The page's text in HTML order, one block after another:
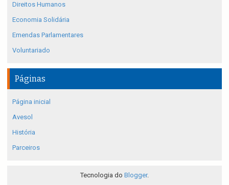
Direitos Humanos
Economia Solidária
Emendas Parlamentares
Voluntariado
Páginas
Página inicial
Avesol
História
Parceiros
Tecnologia do Blogger.